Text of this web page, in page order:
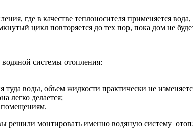
где в качестве теплоносителя применяется
цикл повторяется до тех пор, пока дом не
системы отопления:
туда воды, объем жидкости практически не
легко делается;
помещениям.
решили монтировать именно водяную систему